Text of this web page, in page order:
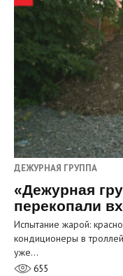
ДЕЖУРНАЯ ГРУППА
«Дежурная
перекопали
Испытание жарой:
кондиционеры в
уже…
655